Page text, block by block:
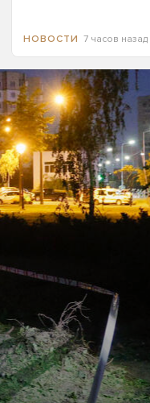
НОВОСТИ 7 часов назад